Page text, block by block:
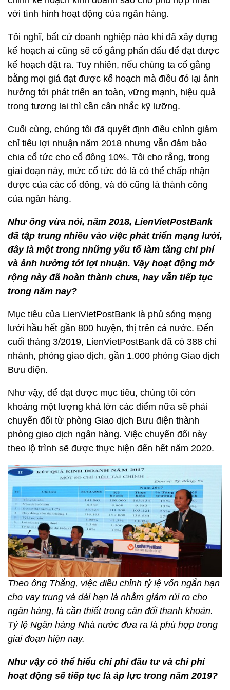
với tình hình hoạt động của ngân hàng.
Tôi nghĩ, bất cứ doanh nghiệp nào khi đã xây dựng
kế hoạch ai cũng sẽ cố gắng phấn đấu để đạt được
kế hoạch đặt ra. Tuy nhiên, nếu chúng ta cố gắng
bằng mọi giá đạt được kế hoạch mà điều đó lại ảnh
hưởng tới phát triển an toàn, vững mạnh, hiệu quả
trong tương lai thì cần cân nhắc kỹ lưỡng.
Cuối cùng, chúng tôi đã quyết định điều chỉnh giảm
chỉ tiêu lợi nhuận năm 2018 nhưng vẫn đảm bảo
chia cổ tức cho cổ đông 10%. Tôi cho rằng, trong
giai đoạn này, mức cổ tức đó là có thể chấp nhận
được của các cổ đông, và đó cũng là thành công
của ngân hàng.
Như ông vừa nói, năm 2018, LienVietPostBank
đã tập trung nhiều vào việc phát triển mạng lưới,
đây là một trong những yếu tố làm tăng chi phí
và ảnh hưởng tới lợi nhuận. Vậy hoạt động mở
rộng này đã hoàn thành chưa, hay vẫn tiếp tục
trong năm nay?
Mục tiêu của LienVietPostBank là phủ sóng mạng
lưới hầu hết gần 800 huyện, thị trên cả nước. Đến
cuối tháng 3/2019, LienVietPostBank đã có 388 chi
nhánh, phòng giao dịch, gần 1.000 phòng Giao dịch
Bưu điện.
Như vậy, để đạt được mục tiêu, chúng tôi còn
khoảng một lượng khá lớn các điểm nữa sẽ phải
chuyển đổi từ phòng Giao dịch Bưu điện thành
phòng giao dịch ngân hàng. Việc chuyển đổi này
theo lộ trình sẽ được thực hiện đến hết năm 2020.
Theo ông Thắng, việc điều chỉnh tỷ lệ vốn ngắn hạn
cho vay trung và dài hạn là nhằm giảm rủi ro cho
ngân hàng, là cần thiết trong cân đối thanh khoản.
Tỷ lệ Ngân hàng Nhà nước đưa ra là phù hợp trong
giai đoạn hiện nay.
Như vậy có thể hiểu chi phí đầu tư và chi phí
hoạt động sẽ tiếp tục là áp lực trong năm 2019?